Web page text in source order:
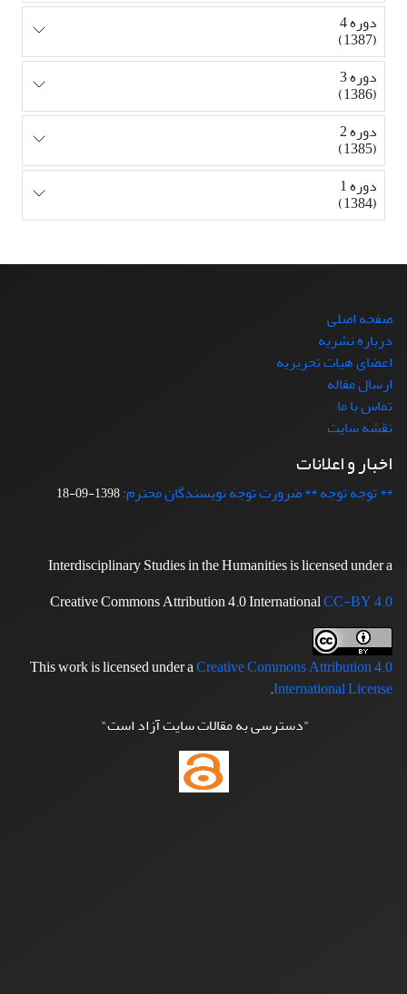
دوره 4
(1387)
دوره 3
(1386)
دوره 2
(1385)
دوره 1
(1384)
صفحه اصلی
درباره نشریه
اعضای هیات تحریریه
ارسال مقاله
تماس با ما
نقشه سایت
اخبار و اعلانات
** توجه توجه ** ضرورت توجه نویسندگان محترم:1398-09-18
Interdisciplinary Studies in the Humanities is licensed under a
Creative Commons Attribution 4.0 InternationalCC-BY 4.0
This work is licensed under aCreative Commons Attribution 4.0
International License
.
"دسترسی به مقالات سایت آزاد است"